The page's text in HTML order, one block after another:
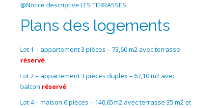
@Notice descriptive LES TERRASSES
Plans des logements
Lot 1 – appartement 3 pièces – 73,60 m2 avec terrasse
réservé
Lot 2 – appartement 3 pièces duplex – 67,10 m2 avec
balcon réservé
Lot 4 – maison 6 pièces – 140,65m2 avec terrasse 35 m2 et